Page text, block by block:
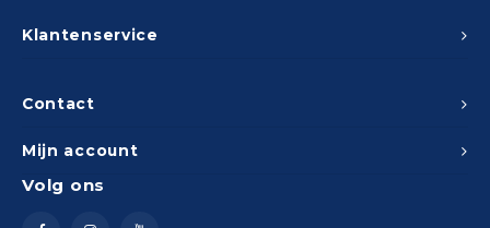
Contact
Klantenservice
Mijn account
Volg ons